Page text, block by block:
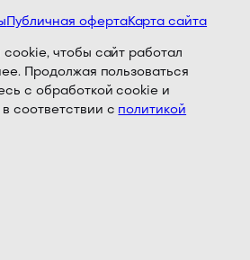
Публичная офертаКарта сайта
чтобы сайт работал
Продолжая пользоваться
с обработкой cookie и
в соответствии с политикой